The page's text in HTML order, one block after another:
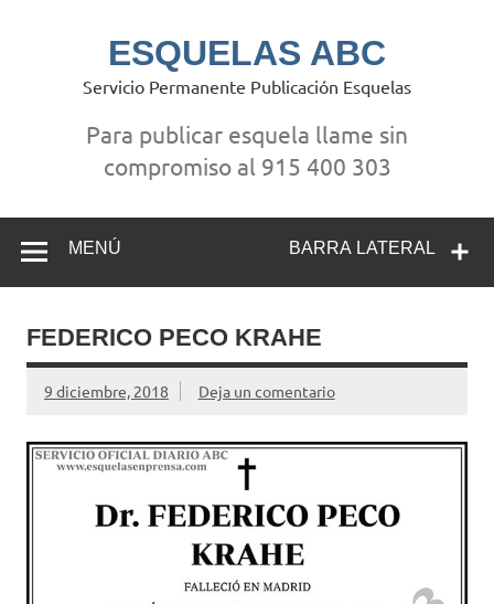
ESQUELAS ABC
Servicio Permanente Publicación Esquelas
Para publicar esquela llame sin
compromiso al 915 400 303
BARRA LATERAL
MENÚ
FEDERICO PECO KRAHE
9 diciembre, 2018 Deja un comentario